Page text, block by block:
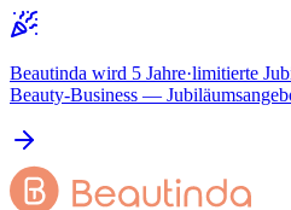
Beautinda wird 5 Jahre·limitierte
Beauty-Business —